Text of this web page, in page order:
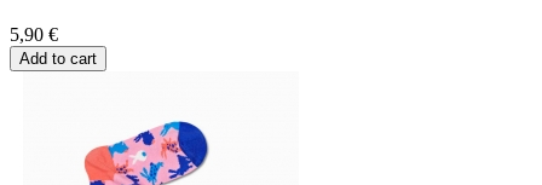
5,90 €
Add to cart